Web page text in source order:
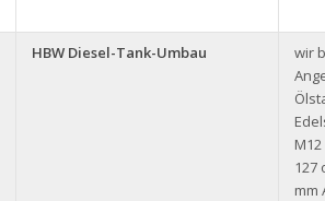
HBW Diesel-Tank-Umbau
wir
127
mm